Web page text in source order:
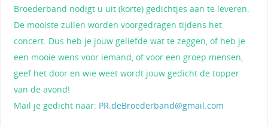
Broederband nodigt u uit (korte) gedichtjes aan te leveren.
De mooiste zullen worden voorgedragen tijdens het
concert. Dus heb je jouw geliefde wat te zeggen, of heb je
een mooie wens voor iemand, of voor een groep mensen,
geef het door en wie weet wordt jouw gedicht de topper
van de avond!
Mail je gedicht naar: PR.deBroederband@gmail.com